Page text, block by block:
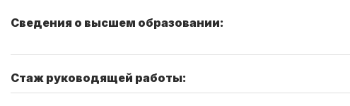
Сведения о высшем образовании:
Стаж руководящей работы: